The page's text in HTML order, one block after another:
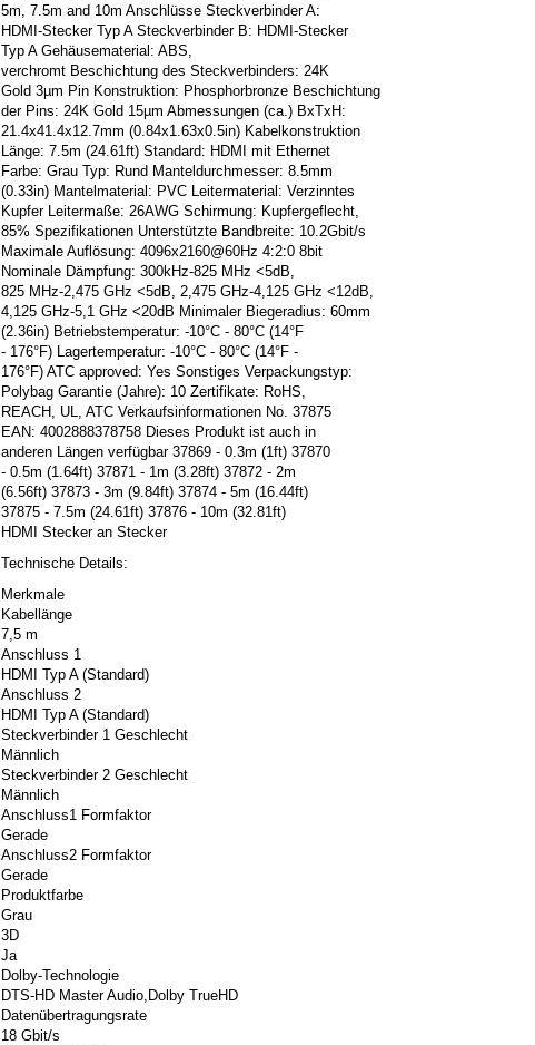
5m, 7.5m and 10m Anschlüsse Steckverbinder A:
HDMI-Stecker Typ A Steckverbinder B: HDMI-Stecker
Typ A Gehäusematerial: ABS,
verchromt Beschichtung des Steckverbinders: 24K
Gold 3µm Pin Konstruktion: Phosphorbronze Beschichtung
der Pins: 24K Gold 15µm Abmessungen (ca.) BxTxH:
21.4x41.4x12.7mm (0.84x1.63x0.5in) Kabelkonstruktion
Länge: 7.5m (24.61ft) Standard: HDMI mit Ethernet
Farbe: Grau Typ: Rund Manteldurchmesser: 8.5mm
(0.33in) Mantelmaterial: PVC Leitermaterial: Verzinntes
Kupfer Leitermaße: 26AWG Schirmung: Kupfergeflecht,
85% Spezifikationen Unterstützte Bandbreite: 10.2Gbit/s
Maximale Auflösung: 4096x2160@60Hz 4:2:0 8bit
Nominale Dämpfung: 300kHz-825 MHz <5dB,
825 MHz-2,475 GHz <5dB, 2,475 GHz-4,125 GHz <12dB,
4,125 GHz-5,1 GHz <20dB Minimaler Biegeradius: 60mm
(2.36in) Betriebstemperatur: -10°C - 80°C (14°F
- 176°F) Lagertemperatur: -10°C - 80°C (14°F -
176°F) ATC approved: Yes Sonstiges Verpackungstyp:
Polybag Garantie (Jahre): 10 Zertifikate: RoHS,
REACH, UL, ATC Verkaufsinformationen No. 37875
EAN: 4002888378758 Dieses Produkt ist auch in
anderen Längen verfügbar 37869 - 0.3m (1ft) 37870
- 0.5m (1.64ft) 37871 - 1m (3.28ft) 37872 - 2m
(6.56ft) 37873 - 3m (9.84ft) 37874 - 5m (16.44ft)
37875 - 7.5m (24.61ft) 37876 - 10m (32.81ft)
HDMI Stecker an Stecker
Technische Details:
Merkmale
Kabellänge
7,5 m
Anschluss 1
HDMI Typ A (Standard)
Anschluss 2
HDMI Typ A (Standard)
Steckverbinder 1 Geschlecht
Männlich
Steckverbinder 2 Geschlecht
Männlich
Anschluss1 Formfaktor
Gerade
Anschluss2 Formfaktor
Gerade
Produktfarbe
Grau
3D
Ja
Dolby-Technologie
DTS-HD Master Audio,Dolby TrueHD
Datenübertragungsrate
18 Gbit/s